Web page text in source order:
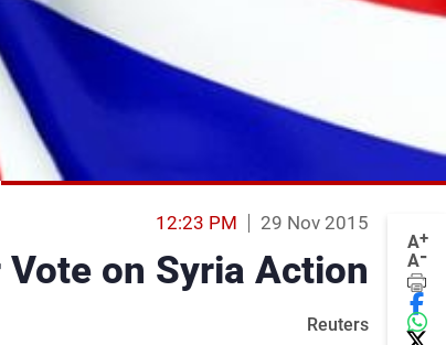
A+
A-
29 Nov 2015
12:23 PM
on Syria Action
Reuters